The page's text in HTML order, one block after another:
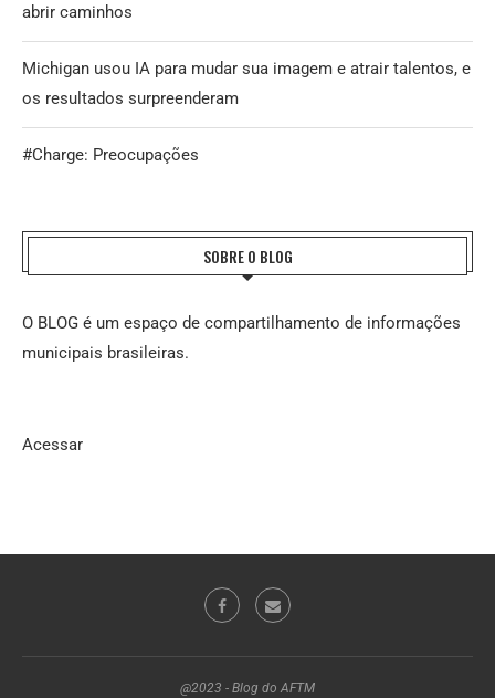
abrir caminhos
Michigan usou IA para mudar sua imagem e atrair talentos, e
os resultados surpreenderam
#Charge: Preocupações
SOBRE O BLOG
O BLOG é um espaço de compartilhamento de informações
municipais brasileiras.
Acessar
@2023 - Blog do AFTM